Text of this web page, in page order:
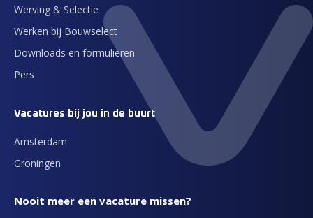
Werving & Selectie
Werken bij Bouwselect
Downloads en formulieren
Pers
Vacatures bij jou in de buurt
Amsterdam
Groningen
Nooit meer een vacature missen?